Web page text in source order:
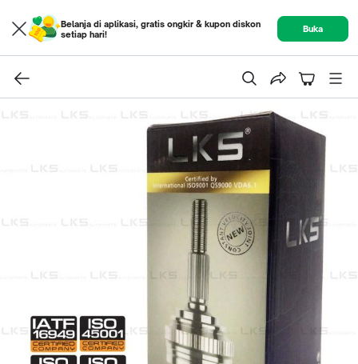
Belanja di aplikasi, gratis ongkir & kupon diskon
setiap hari!
Buka